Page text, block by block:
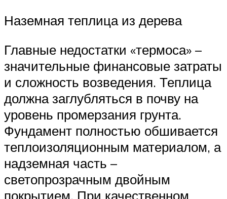
Наземная теплица из дерева
Главные недостатки «термоса» –
значительные финансовые затраты
и сложность возведения. Теплица
должна заглубляться в почву на
уровень промерзания грунта.
Фундамент полностью обшивается
теплоизоляционным материалом, а
надземная часть –
светопрозрачным двойным
покрытием. При качественном